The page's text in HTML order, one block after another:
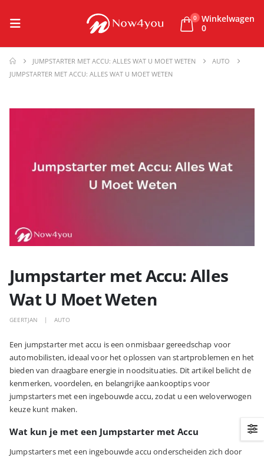
0 Winkelwagen
0
JUMPSTARTER MET ACCU: ALLES WAT U MOET WETEN
AUTO
JUMPSTARTER MET ACCU: ALLES WAT U MOET WETEN
Jumpstarter met Accu: Alles
Wat U Moet Weten
GEERTJAN AUTO
Een jumpstarter met accu is een onmisbaar gereedschap voor
automobilisten, ideaal voor het oplossen van startproblemen en het
bieden van draagbare energie in noodsituaties. Dit artikel belicht de
kenmerken, voordelen, en belangrijke aankooptips voor
jumpstarters met een ingebouwde accu, zodat u een weloverwogen
keuze kunt maken.
Wat kun je met een Jumpstarter met Accu
Jumpstarters met een ingebouwde accu onderscheiden zich door